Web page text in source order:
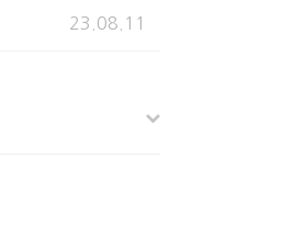
23.08.11